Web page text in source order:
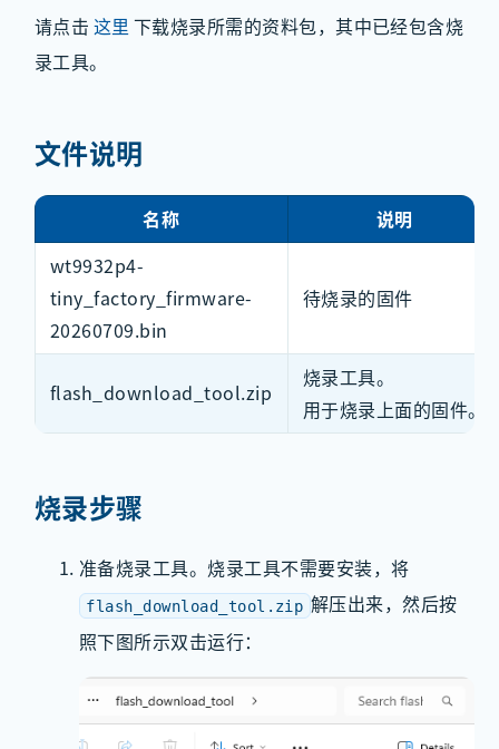
请点击 这里 下载烧录所需的资料包，其中已经包含烧
录工具。
文件说明
名称
说明
wt9932p4-
tiny_factory_firmware-
20260709.bin
待烧录的固件
flash_download_tool.zip
烧录工具。
用于烧录上面的固件。
烧录步骤
准备烧录工具。烧录工具不需要安装，将
flash_download_tool.zip 解压出来，然后按
照下图所示双击运行：